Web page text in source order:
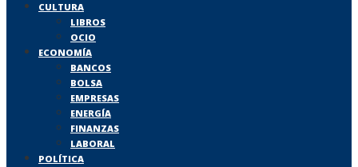
CULTURA
LIBROS
OCIO
ECONOMÍA
BANCOS
BOLSA
EMPRESAS
ENERGÍA
FINANZAS
LABORAL
POLÍTICA